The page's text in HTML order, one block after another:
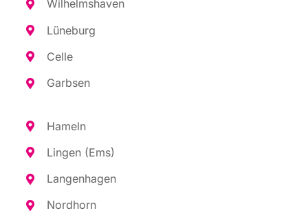
Wil­helms­ha­ven
Lüne­burg
Cel­le
Garb­sen
Hameln
Lin­gen (Ems)
Lan­gen­ha­gen
Nord­horn